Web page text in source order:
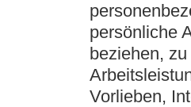
persönliche
beziehen,
Vorlieben,